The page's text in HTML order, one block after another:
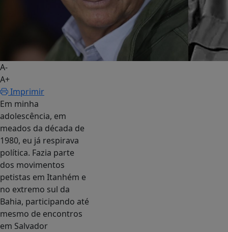
A-
A+
Imprimir
Em minha
adolescência, em
meados da década de
1980, eu já respirava
política. Fazia parte
dos movimentos
petistas em Itanhém e
no extremo sul da
Bahia, participando até
mesmo de encontros
em Salvador